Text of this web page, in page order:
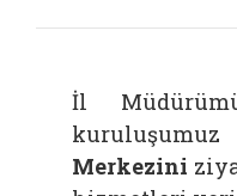
İl
Merkezini